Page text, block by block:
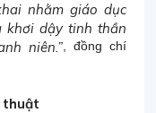
nhằm giáo dục
khơi dậy tinh thần
niên.”, đồng chí
thuật